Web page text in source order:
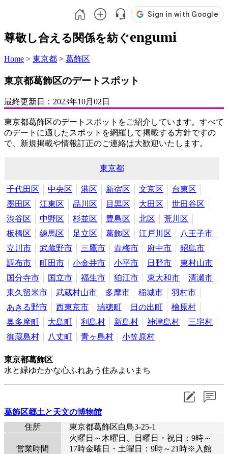
尊敬し合える関係を紡ぐengumi
Home > 東京都 > 葛飾区
東京都葛飾区のデートスポット
最終更新日： 2023年10月02日
東京都葛飾区のデートスポットをご紹介しています。すべて
のデートに適したスポットを網羅して掲載する方針ですの
で、新規掲載や情報訂正のご連絡は大歓迎いたします。
東京都
千代田区 中央区 港区 新宿区 文京区
台東区
墨田区
江東区 品川区 目黒区 大田区
世田谷区
渋谷区
中野区 杉並区 豊島区 北区
荒川区
板橋区
練馬区 足立区 葛飾区 江戸川区
八王子市
立川市
武蔵野市 三鷹市 青梅市 府中市
昭島市
調布市
町田市 小金井市 小平市 日野市
東村山市
国分寺市
国立市 福生市 狛江市 東大和市
清瀬市
東久留米市
武蔵村山市 多摩市 稲城市
羽村市
あきる野市
西東京市 瑞穂町 日の出町
檜原村
奥多摩町
大島町 利島村 新島村 神津島村
三宅村
御蔵島村
八丈町 青ヶ島村 小笠原村
東京都葛飾区
水と緑ゆたかな心ふれあう住みよいまち
葛飾区郷土と天文の博物館
住所
東京都葛飾区白鳥3-25-1
営業時間
火曜日～木曜日、日曜日・祝日：9時～
17時金曜日・土曜日：9時～21時※入館